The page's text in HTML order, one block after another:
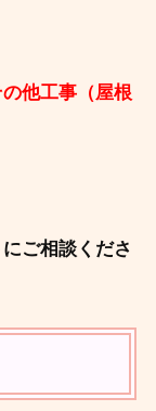
他工事（屋根
ご相談くださ